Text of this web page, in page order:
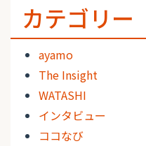
カテゴリー
ayamo
The Insight
WATASHI
インタビュー
ココなび